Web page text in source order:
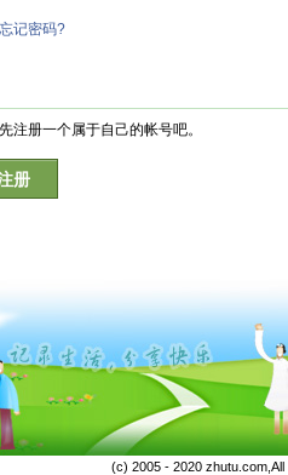
忘记密码?
注册一个属于自己的帐号吧。
册
(c) 2005 - 2020